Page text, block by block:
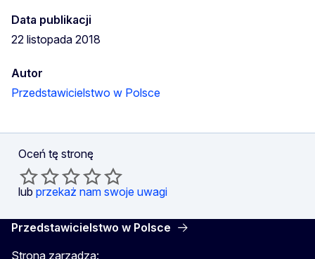
Data publikacji
22 listopada 2018
Autor
Przedstawicielstwo w Polsce
Oceń tę stronę
lub przekaż nam swoje uwagi
Przedstawicielstwo w Polsce
Stroną zarządza: